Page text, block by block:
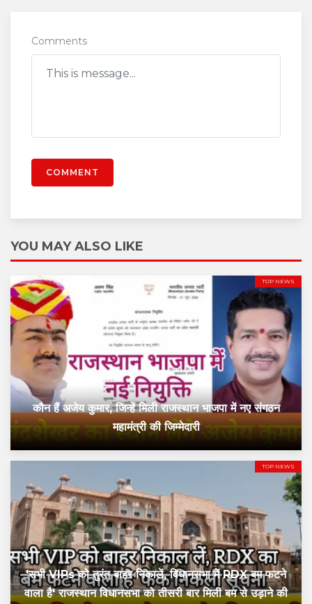
Comments
COMMENT
YOU MAY ALSO LIKE
TOP NEWS
कौन हैं अजेय कुमार, जिन्हें मिली राजस्थान भाजपा में नए संगठन
महामंत्री की जिम्मेदारी
TOP NEWS
'सभी VIPs को तुरंत बाहर निकालें, विधानसभा में RDX बम फटने
वाला है' राजस्थान विधानसभा को तीसरी बार मिली बम से उड़ाने की